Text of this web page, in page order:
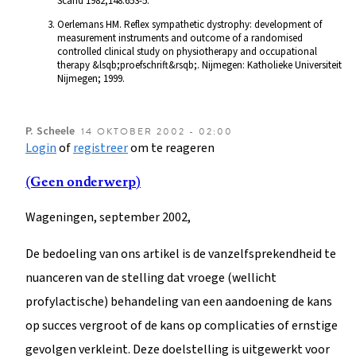
Oerlemans HM. Reflex sympathetic dystrophy: development of
measurement instruments and outcome of a randomised
controlled clinical study on physiotherapy and occupational
therapy &lsqb;proefschrift&rsqb;. Nijmegen: Katholieke Universiteit
Nijmegen; 1999.
P. Scheele 14 OKTOBER 2002 - 02:00
Loginofregistreerom te reageren
(Geen onderwerp)
Wageningen, september 2002,
De bedoeling van ons artikel is de vanzelfsprekendheid te
nuanceren van de stelling dat vroege (wellicht
profylactische) behandeling van een aandoening de kans
op succes vergroot of de kans op complicaties of ernstige
gevolgen verkleint. Deze doelstelling is uitgewerkt voor